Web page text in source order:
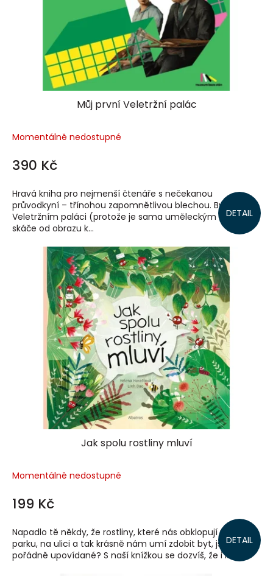
Můj první Veletržní palác
Momentálně nedostupné
390 Kč
DETAIL
Hravá kniha pro nejmenší čtenáře s nečekanou
průvodkyní – třínohou zapomnětlivou blechou. Bydlí ve
Veletržním paláci (protože je sama uměleckým dílem) a
skáče od obrazu k...
Jak spolu rostliny mluví
Momentálně nedostupné
199 Kč
DETAIL
Napadlo tě někdy, že rostliny, které nás obklopují v lese, v
parku, na ulici a tak krásně nám umí zdobit byt, jsou
pořádně upovídané? S naší knížkou se dozvíš, že i když...